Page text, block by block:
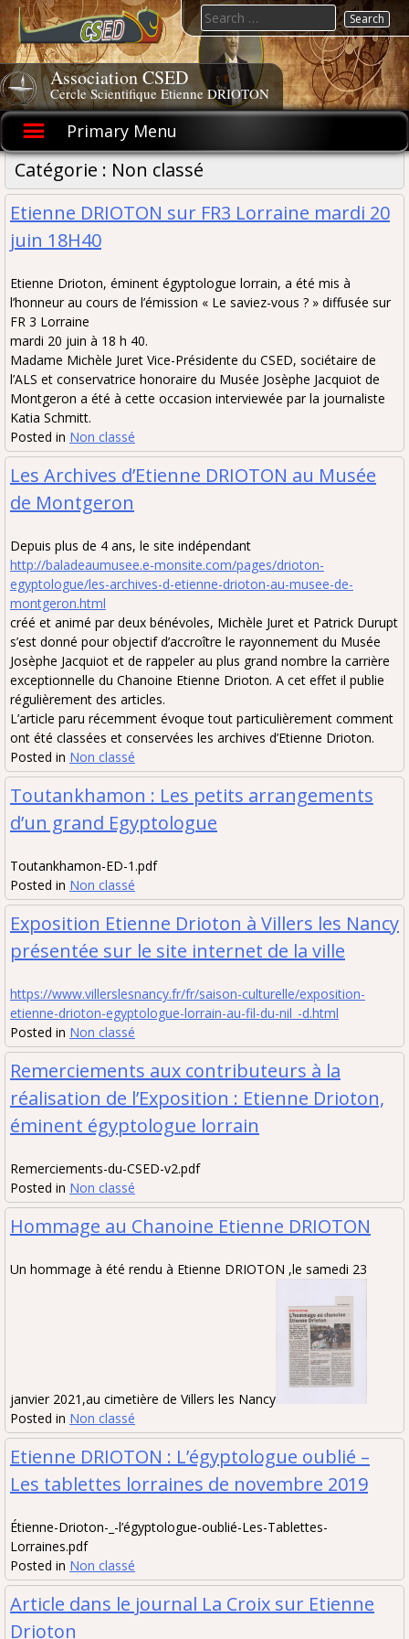
Skip
to
content
Association CSED
Cercle Scientifique Etienne DRIOTON
Primary Menu
Search
for:
Catégorie : Non classé
Etienne DRIOTON sur FR3 Lorraine mardi 20
juin 18H40
Etienne Drioton, éminent égyptologue lorrain, a été mis à
l’honneur au cours de l’émission « Le saviez-vous ? » diffusée sur
FR 3 Lorraine
mardi 20 juin à 18 h 40.
Madame Michèle Juret Vice-Présidente du CSED, sociétaire de
l’ALS et conservatrice honoraire du Musée Josèphe Jacquiot de
Montgeron a été à cette occasion interviewée par la journaliste
Katia Schmitt.
Posted in Non classé
Les Archives d’Etienne DRIOTON au Musée
de Montgeron
Depuis plus de 4 ans, le site indépendant
http://baladeaumusee.e-monsite.com/pages/drioton-
egyptologue/les-archives-d-etienne-drioton-au-musee-de-
montgeron.html
créé et animé par deux bénévoles, Michèle Juret et Patrick Durupt
s’est donné pour objectif d’accroître le rayonnement du Musée
Josèphe Jacquiot et de rappeler au plus grand nombre la carrière
exceptionnelle du Chanoine Etienne Drioton. A cet effet il publie
régulièrement des articles.
L’article paru récemment évoque tout particulièrement comment
ont été classées et conservées les archives d’Etienne Drioton.
Posted in Non classé
Toutankhamon : Les petits arrangements
d’un grand Egyptologue
Toutankhamon-ED-1.pdf
Posted in Non classé
Exposition Etienne Drioton à Villers les Nancy
présentée sur le site internet de la ville
https://www.villerslesnancy.fr/fr/saison-culturelle/exposition-
etienne-drioton-egyptologue-lorrain-au-fil-du-nil_-d.html
Posted in Non classé
Remerciements aux contributeurs à la
réalisation de l’Exposition : Etienne Drioton,
éminent égyptologue lorrain
Remerciements-du-CSED-v2.pdf
Posted in Non classé
Hommage au Chanoine Etienne DRIOTON
Un hommage à été rendu à Etienne DRIOTON ,le samedi 23
janvier 2021,au cimetière de Villers les Nancy
Posted in Non classé
Etienne DRIOTON : L’égyptologue oublié –
Les tablettes lorraines de novembre 2019
Étienne-Drioton-_-l’égyptologue-oublié-Les-Tablettes-
Lorraines.pdf
Posted in Non classé
Article dans le journal La Croix sur Etienne
Drioton